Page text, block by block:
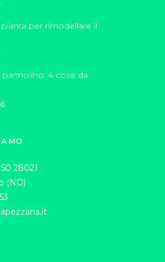
pianta per rimodellare il
4 cose da
28021
(NO)